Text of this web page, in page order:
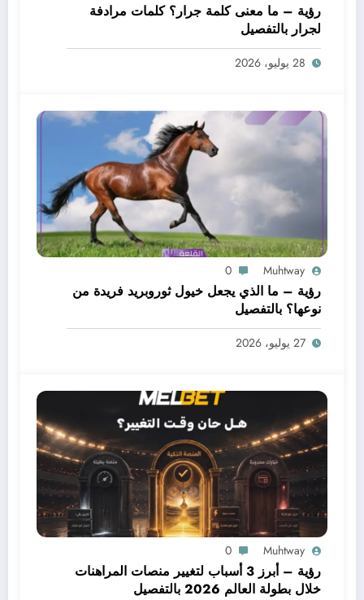
رؤية – ما معنى كلمة جرار؟ كلمات مرادفة
لجرار بالتفصيل
28 يوليو، 2026
Muhtway
0
رؤية – ما الذي يجعل خيول ثوروبريد فريدة من
نوعها؟ بالتفصيل
27 يوليو، 2026
Muhtway
0
رؤية – أبرز 3 أسباب لتغيير منصات المراهنات
خلال بطولة العالم 2026 بالتفصيل